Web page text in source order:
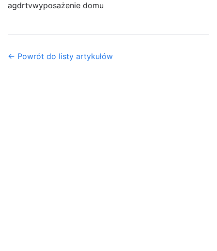
agdrtvwyposażenie domu
← Powrót do listy artykułów